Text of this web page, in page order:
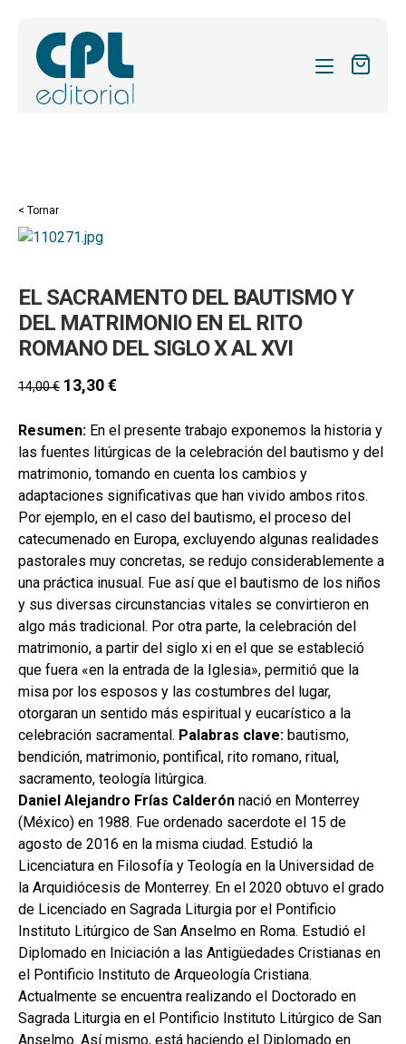
REVISTES
FORMES
ACTUALITAT
BLOG
CONTACTE
EL MEU COMPTE
CERCAR
CAT
ESP
< Tornar
EL SACRAMENTO DEL BAUTISMO Y
DEL MATRIMONIO EN EL RITO
ROMANO DEL SIGLO X AL XVI
14,00€ 13,30€
Resumen: En el presente trabajo exponemos la historia y
las fuentes litúrgicas de la celebración del bautismo y del
matrimonio, tomando en cuenta los cambios y
adaptaciones significativas que han vivido ambos ritos.
Por ejemplo, en el caso del bautismo, el proceso del
catecumenado en Europa, excluyendo algunas realidades
pastorales muy concretas, se redujo considerablemente a
una práctica inusual. Fue así que el bautismo de los niños
y sus diversas circunstancias vitales se convirtieron en
algo más tradicional. Por otra parte, la celebración del
matrimonio, a partir del siglo xi en el que se estableció
que fuera «en la entrada de la Iglesia», permitió que la
misa por los esposos y las costumbres del lugar,
otorgaran un sentido más espiritual y eucarístico a la
celebración sacramental. Palabras clave: bautismo,
bendición, matrimonio, pontifical, rito romano, ritual,
sacramento, teología litúrgica.
Daniel Alejandro Frías Calderón nació en Monterrey
(México) en 1988. Fue ordenado sacerdote el 15 de
agosto de 2016 en la misma ciudad. Estudió la
Licenciatura en Filosofía y Teología en la Universidad de
la Arquidiócesis de Monterrey. En el 2020 obtuvo el grado
de Licenciado en Sagrada Liturgia por el Pontificio
Instituto Litúrgico de San Anselmo en Roma. Estudió el
Diplomado en Iniciación a las Antigüedades Cristianas en
el Pontificio Instituto de Arqueología Cristiana.
Actualmente se encuentra realizando el Doctorado en
Sagrada Liturgia en el Pontificio Instituto Litúrgico de San
Anselmo. Así mismo, está haciendo el Diplomado en